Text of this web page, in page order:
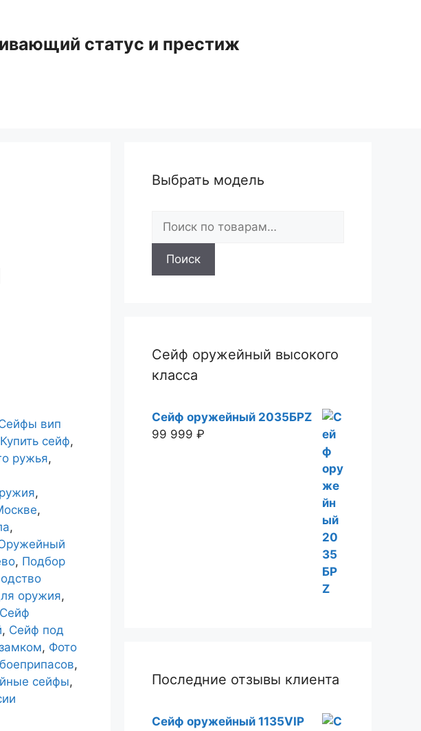
статус и престиж
вип
Купить сейф,
ружья,
,
,
,
, Подбор
оружия,
Сейф
, Сейф под
, Фото
,
сейфы,
Выбрать модель
Искать:
Поиск
Сейф оружейный высокого
класса
Сейф оружейный 2035БРZ
99 999 ₽
Последние отзывы клиента
Сейф оружейный 1135VIP